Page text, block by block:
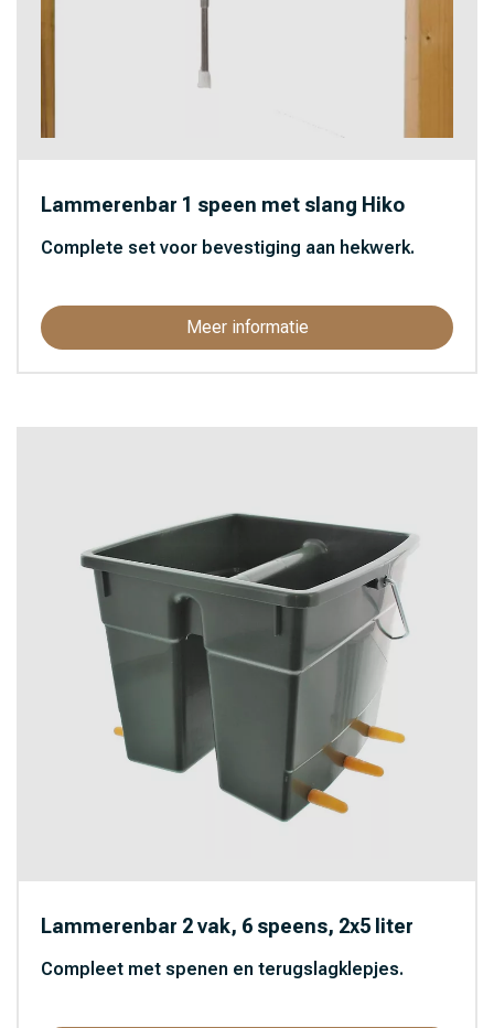
Lammerenbar 1 speen met slang Hiko
Complete set voor bevestiging aan hekwerk.
Meer informatie
Lammerenbar 2 vak, 6 speens, 2x5 liter
Compleet met spenen en terugslagklepjes.